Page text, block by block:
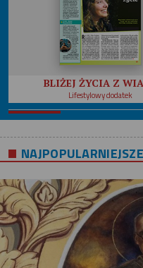
BLIŻEJ ŻYCIA Z
Lifestylowy dodatek
NAJPOPULARNIEJSZE